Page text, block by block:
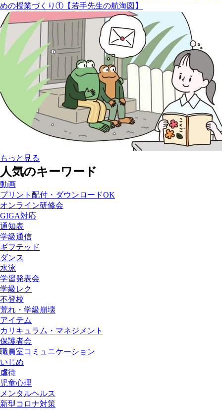
めの授業づくり①【若手先生の航海図】
もっと見る
人気のキーワード
動画
プリント配付・ダウンロードOK
オンライン研修会
GIGA対応
通知表
学級通信
ギフテッド
ダンス
水泳
学習発表会
学級レク
不登校
荒れ・学級崩壊
アイテム
カリキュラム・マネジメント
保護者会
職員室コミュニケーション
いじめ
虐待
児童心理
メンタルヘルス
新型コロナ対策